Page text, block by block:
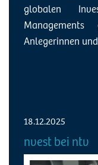
globalen
Anlegerinnen
18.12.2025
nvest bei ntv